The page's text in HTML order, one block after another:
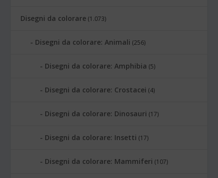
Disegni da colorare (1.073)
Disegni da colorare: Animali (256)
Disegni da colorare: Amphibia (5)
Disegni da colorare: Crostacei (4)
Disegni da colorare: Dinosauri (17)
Disegni da colorare: Insetti (17)
Disegni da colorare: Mammiferi (107)